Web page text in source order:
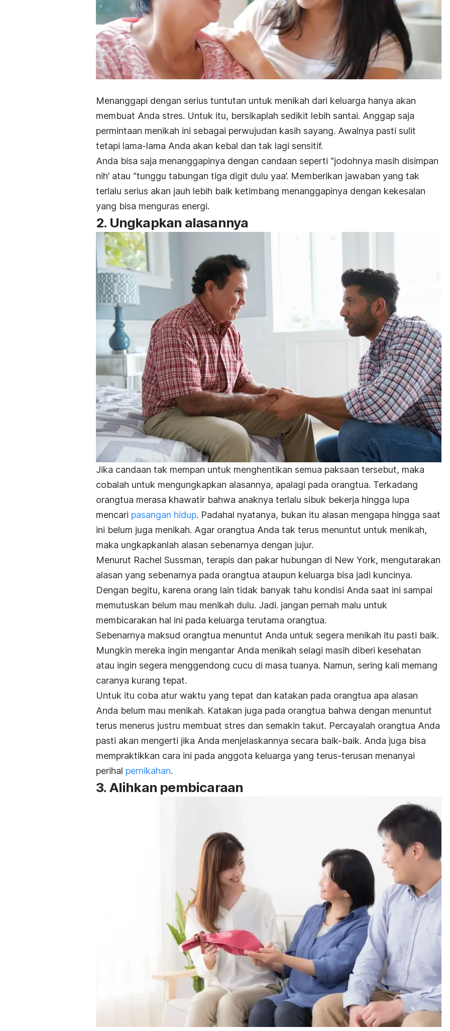
Menanggapi dengan serius tuntutan untuk menikah dari keluarga hanya akan
membuat Anda stres. Untuk itu, bersikaplah sedikit lebih santai. Anggap saja
permintaan menikah ini sebagai perwujudan kasih sayang. Awalnya pasti sulit
tetapi lama-lama Anda akan kebal dan tak lagi sensitif.
Anda bisa saja menanggapinya dengan candaan seperti “jodohnya masih disimpan
nih’ atau “tunggu tabungan tiga digit dulu yaa’. Memberikan jawaban yang tak
terlalu serius akan jauh lebih baik ketimbang menanggapinya dengan kekesalan
yang bisa menguras energi.
2. Ungkapkan alasannya
Jika candaan tak mempan untuk menghentikan semua paksaan tersebut, maka
cobalah untuk mengungkapkan alasannya, apalagi pada orangtua. Terkadang
orangtua merasa khawatir bahwa anaknya terlalu sibuk bekerja hingga lupa
mencari pasangan hidup. Padahal nyatanya, bukan itu alasan mengapa hingga saat
ini belum juga menikah. Agar orangtua Anda tak terus menuntut untuk menikah,
maka ungkapkanlah alasan sebenarnya dengan jujur.
Menurut Rachel Sussman, terapis dan pakar hubungan di New York, mengutarakan
alasan yang sebenarnya pada orangtua ataupun keluarga bisa jadi kuncinya.
Dengan begitu, karena orang lain tidak banyak tahu kondisi Anda saat ini sampai
memutuskan belum mau menikah dulu. Jadi. jangan pernah malu untuk
membicarakan hal ini pada keluarga terutama orangtua.
Sebenarnya maksud orangtua menuntut Anda untuk segera menikah itu pasti baik.
Mungkin mereka ingin mengantar Anda menikah selagi masih diberi kesehatan
atau ingin segera menggendong cucu di masa tuanya. Namun, sering kali memang
caranya kurang tepat.
Untuk itu coba atur waktu yang tepat dan katakan pada orangtua apa alasan
Anda belum mau menikah. Katakan juga pada orangtua bahwa dengan menuntut
terus menerus justru membuat stres dan semakin takut. Percayalah orangtua Anda
pasti akan mengerti jika Anda menjelaskannya secara baik-baik. Anda juga bisa
mempraktikkan cara ini pada anggota keluarga yang terus-terusan menanyai
perihal pernikahan.
3. Alihkan pembicaraan